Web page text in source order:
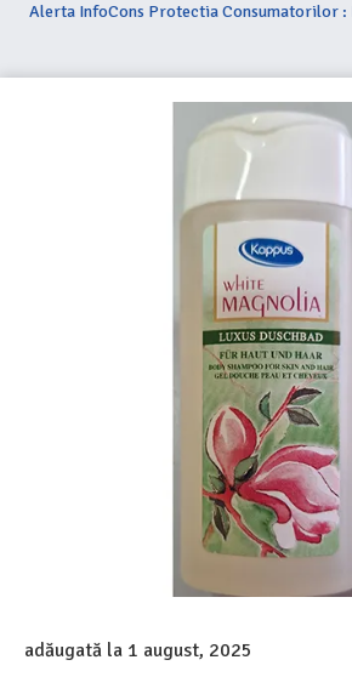
Alerta InfoCons Protectia Consumatorilor :
adăugată la 1 august, 2025